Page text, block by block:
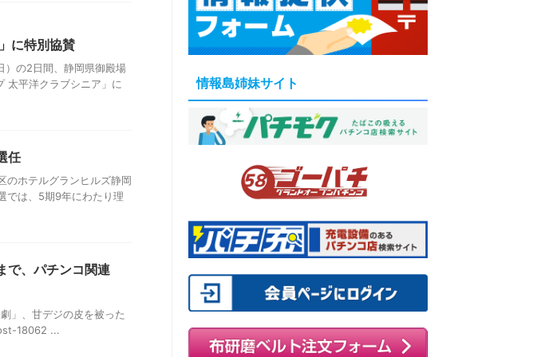
に特別協賛
）の2日間、静岡県御殿場
太平洋クラブシニア」に
任
のホテルグランヒルズ静岡
では、5期9年にわたり理
で、パチンコ関連
」、甘デジの皮を被った
18062 ...
情報島姉妹サイト